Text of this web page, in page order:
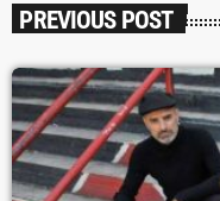
PREVIOUS POST